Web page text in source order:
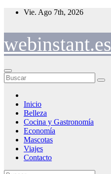
Saltar
Vie. Ago 7th, 2026
webinstant.es
Inicio
Belleza
Cocina y Gastronomía
Economía
Mascotas
Viajes
Contacto